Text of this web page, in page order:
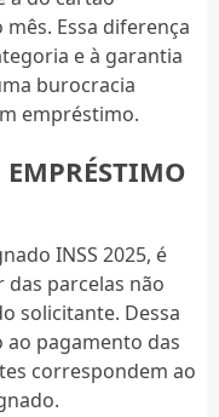
Essa diferença
e à garantia
burocracia
empréstimo.
EMPRÉSTIMO
INSS 2025, é
parcelas não
solicitante. Dessa
ao pagamento das
correspondem ao